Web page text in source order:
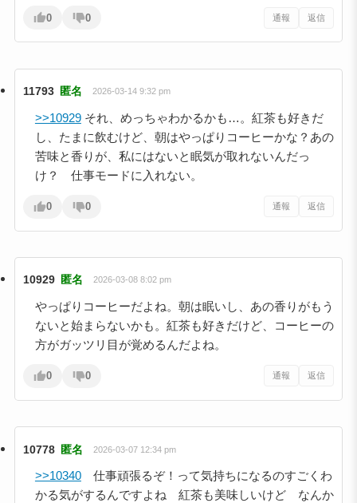
0 0 通報 返信
11793 匿名 2026-03-14 9:32 pm
>>10929それ、めっちゃわかるかも…。紅茶も好きだ
し、たまに飲むけど、朝はやっぱりコーヒーかな？あの
苦味と香りが、私にはないと眠気が取れないんだっ
け？ 仕事モードに入れない。
0 0 通報 返信
10929 匿名 2026-03-08 8:02 pm
やっぱりコーヒーだよね。朝は眠いし、あの香りがもう
ないと始まらないかも。紅茶も好きだけど、コーヒーの
方がガッツリ目が覚めるんだよね。
0 0 通報 返信
10778 匿名 2026-03-07 12:34 pm
>>10340仕事頑張るぞ！って気持ちになるのすごくわ
かる気がするんですよね 紅茶も美味しいけど なんか